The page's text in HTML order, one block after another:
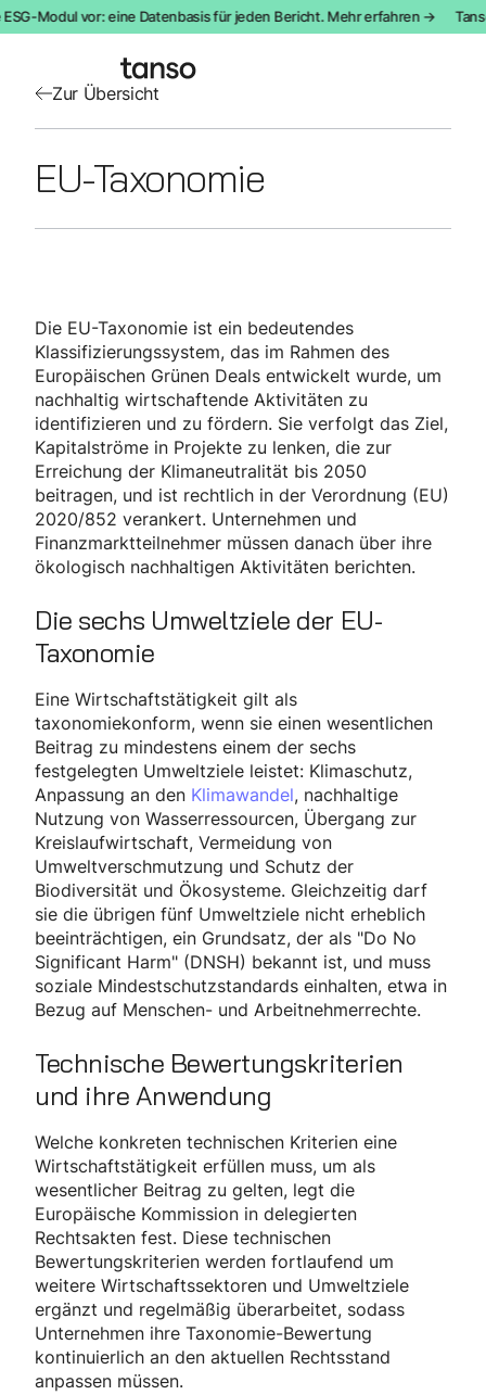
Zur Übersicht
EU-Taxonomie
Die EU-Taxonomie ist ein bedeutendes
Klassifizierungssystem, das im Rahmen des
Europäischen Grünen Deals entwickelt wurde, um
nachhaltig wirtschaftende Aktivitäten zu
identifizieren und zu fördern. Sie verfolgt das Ziel,
Kapitalströme in Projekte zu lenken, die zur
Erreichung der Klimaneutralität bis 2050
beitragen, und ist rechtlich in der Verordnung (EU)
2020/852 verankert. Unternehmen und
Finanzmarktteilnehmer müssen danach über ihre
ökologisch nachhaltigen Aktivitäten berichten.
Die sechs Umweltziele der EU-
Taxonomie
Eine Wirtschaftstätigkeit gilt als
taxonomiekonform, wenn sie einen wesentlichen
Beitrag zu mindestens einem der sechs
festgelegten Umweltziele leistet: Klimaschutz,
Anpassung an den Klimawandel, nachhaltige
Nutzung von Wasserressourcen, Übergang zur
Kreislaufwirtschaft, Vermeidung von
Umweltverschmutzung und Schutz der
Biodiversität und Ökosysteme. Gleichzeitig darf
sie die übrigen fünf Umweltziele nicht erheblich
beeinträchtigen, ein Grundsatz, der als "Do No
Significant Harm" (DNSH) bekannt ist, und muss
soziale Mindestschutzstandards einhalten, etwa in
Bezug auf Menschen- und Arbeitnehmerrechte.
Technische Bewertungskriterien
und ihre Anwendung
Welche konkreten technischen Kriterien eine
Wirtschaftstätigkeit erfüllen muss, um als
wesentlicher Beitrag zu gelten, legt die
Europäische Kommission in delegierten
Rechtsakten fest. Diese technischen
Bewertungskriterien werden fortlaufend um
weitere Wirtschaftssektoren und Umweltziele
ergänzt und regelmäßig überarbeitet, sodass
Unternehmen ihre Taxonomie-Bewertung
kontinuierlich an den aktuellen Rechtsstand
anpassen müssen.
Modul vor: eine Datenbasis für jeden Bericht. Mehr erfahren →